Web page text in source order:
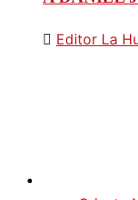
Editor La